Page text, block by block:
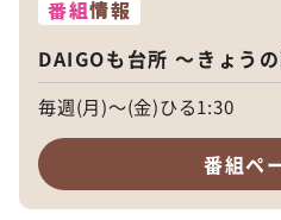
番組情報
DAIGOも台所 ～きょう
毎週(月)～(金)ひる1:30
番組ペ